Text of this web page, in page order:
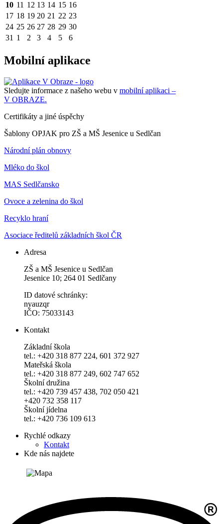
10 11 12 13 14 15 16
17 18 19 20 21 22 23
24 25 26 27 28 29 30
31 1 2 3 4 5 6
Mobilní aplikace
Sledujte informace z našeho webu v mobilní aplikaci –
V OBRAZE.
Certifikáty a jiné úspěchy
Šablony OPJAK pro ZŠ a MŠ Jesenice u Sedlčan
Národní plán obnovy
Mléko do škol
MAS Sedlčansko
Ovoce a zelenina do škol
Recyklo hraní
Asociace ředitelů základních škol ČR
Adresa
ZŠ a MŠ Jesenice u Sedlčan
Jesenice 10; 264 01 Sedlčany
ID datové schránky:
nyauzqr
IČO: 75033143
Kontakt
Základní škola
tel.: +420 318 877 224, 601 372 927
Mateřská škola
tel.: +420 318 877 249, 602 747 652
Školní družina
tel.: +420 739 457 438, 702 050 421
+420 732 358 117
Školní jídelna
tel.: +420 736 109 613
Rychlé odkazy
Kontakt
Kde nás najdete